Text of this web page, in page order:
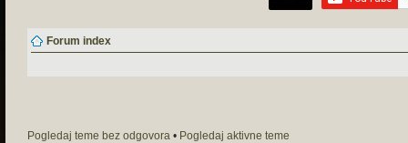
Forum index
Pogledaj teme bez odgovora • Pogledaj aktivne teme